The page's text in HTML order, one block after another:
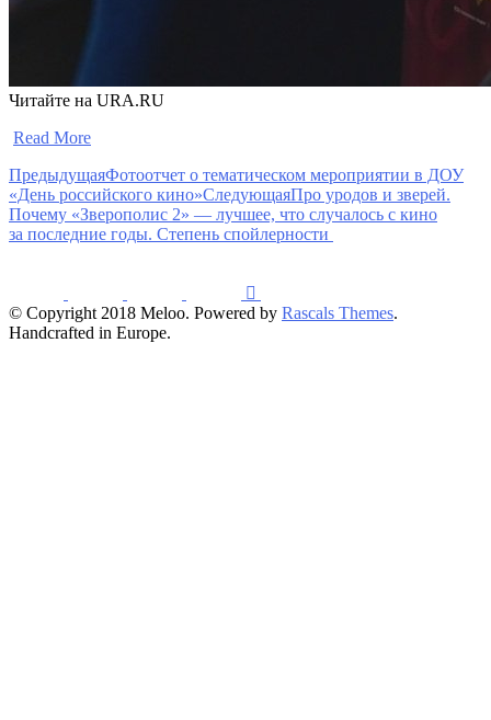
Читайте на URA.RU
Read More
ПредыдущаяФотоотчет о тематическом мероприятии в ДОУ
«День российского кино»СледующаяПро уродов и зверей.
Почему «Зверополис 2» — лучшее, что случалось с кино
за последние годы. Степень спойлерности
© Copyright 2018 Meloo. Powered by Rascals Themes.
Handcrafted in Europe.